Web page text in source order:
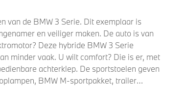
van de BMW 3 Serie. Dit exemplaar is
en veiliger maken. De auto is van
Deze hybride BMW 3 Serie
minder vaak. U wilt comfort? Die is er, met
achterklep. De sportstoelen geven
BMW M-sportpakket, trailer